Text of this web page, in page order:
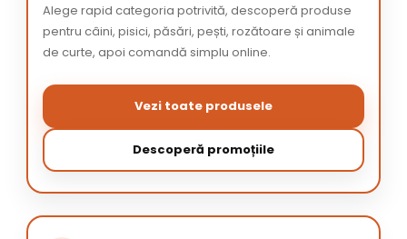
Alege rapid categoria potrivită, descoperă produse
pentru câini, pisici, păsări, pești, rozătoare și animale
de curte, apoi comandă simplu online.
Vezi toate produsele
Descoperă promoțiile